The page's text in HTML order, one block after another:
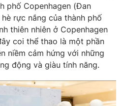
phố Copenhagen (Đan
rực nắng của thành phố
thiên nhiên ở Copenhagen
coi thể thao là một phần
niềm cảm hứng với những
động và giàu tính năng.